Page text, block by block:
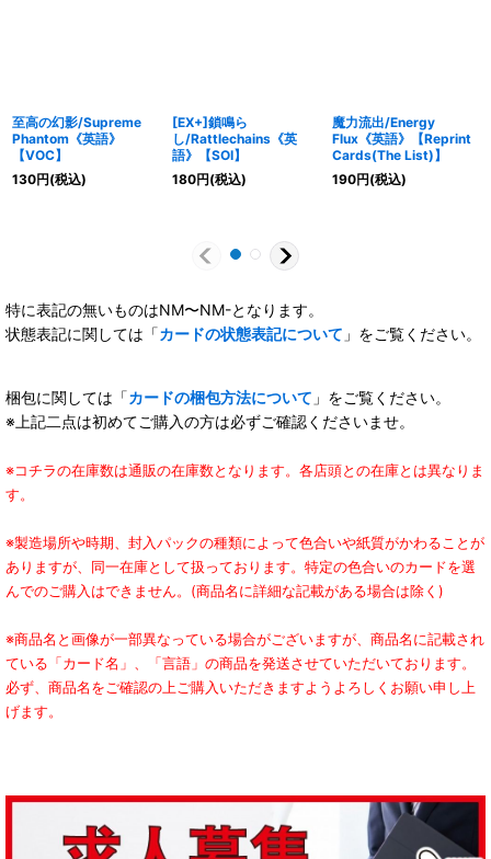
至高の幻影/Supreme
Phantom《英語》
【VOC】
130円(税込)
[EX+]鎖鳴ら
し/Rattlechains《英
語》【SOI】
180円(税込)
魔力流出/Energy
Flux《英語》【Reprint
Cards(The List)】
190円(税込)
特に表記の無いものはNM〜NM-となります。
状態表記に関しては「カードの状態表記について 」をご覧ください。
梱包に関しては「カードの梱包方法について 」をご覧ください。
※上記二点は初めてご購入の方は必ずご確認くださいませ。
※コチラの在庫数は通販の在庫数となります。各店頭との在庫とは異なりま
す。
※製造場所や時期、封入パックの種類によって色合いや紙質がかわることが
ありますが、同一在庫として扱っております。特定の色合いのカードを選
んでのご購入はできません。(商品名に詳細な記載がある場合は除く)
※商品名と画像が一部異なっている場合がございますが、商品名に記載され
ている「カード名」、「言語」の商品を発送させていただいております。
必ず、商品名をご確認の上ご購入いただきますようよろしくお願い申し上
げます。